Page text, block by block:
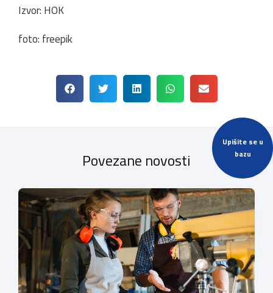
Upišite se u
bazu
Izvor: HOK
foto: freepik
Povezane novosti